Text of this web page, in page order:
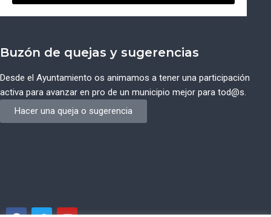
Buzón de quejas y sugerencias
Desde el Ayuntamiento os animamos a tener una participación
activa para avanzar en pro de un municipio mejor para tod@s.
Hacer una queja o sugerencia